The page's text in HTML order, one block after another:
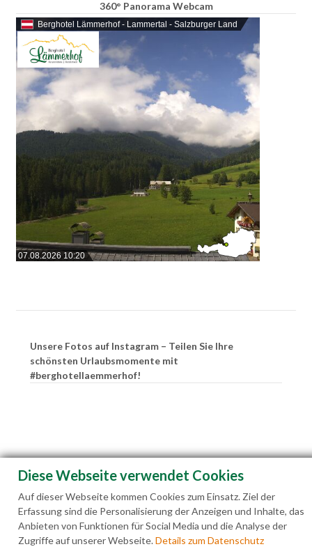
360° Panorama Webcam
Berghotel Lämmerhof - Lammertal - Salzburger Land
07.08.2026 10:20
Unsere Fotos auf Instagram – Teilen Sie Ihre
schönsten Urlaubsmomente mit
#berghotellaemmerhof!
Diese Webseite verwendet Cookies
Auf dieser Webseite kommen Cookies zum Einsatz. Ziel der
Erfassung sind die Personalisierung der Anzeigen und Inhalte, das
Anbieten von Funktionen für Social Media und die Analyse der
Zugriffe auf unserer Webseite.Details zum Datenschutz